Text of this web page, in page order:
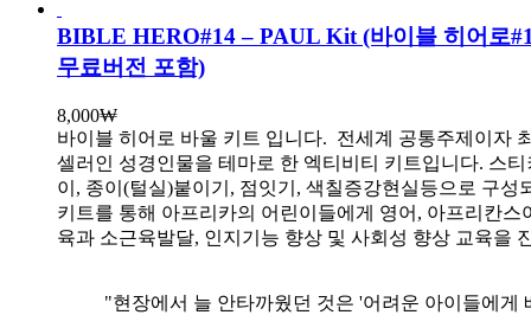
BIBLE HERO#14 – PAUL Kit (바이블 히어로
무료버전 포함)
8,000₩
바이블 히어로 바울 키트 입니다. 전세계 공통주제이자
셀러인 성경인물을 테마로 한 엑티비티 키트입니다. 스
이, 종이(털실)붙이기, 점잇기, 색칠증강현실등으로 구성
키트를 통해 아프리카의 어린이들에게 영어, 아프리칸스
육과 소근육발달, 인지기능 향상 및 사회성 향상 교육을
"현장에서 늘 안타까웠던 것은 '어려운 아이들에게